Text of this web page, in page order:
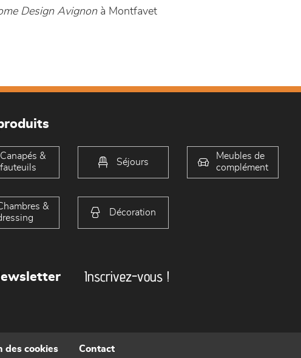
Design Avignonà Montfavet
Canapés &
fauteuils
Séjours
Meubles de
complément
&
Décoration
Inscrivez-vous !
des cookies Contact